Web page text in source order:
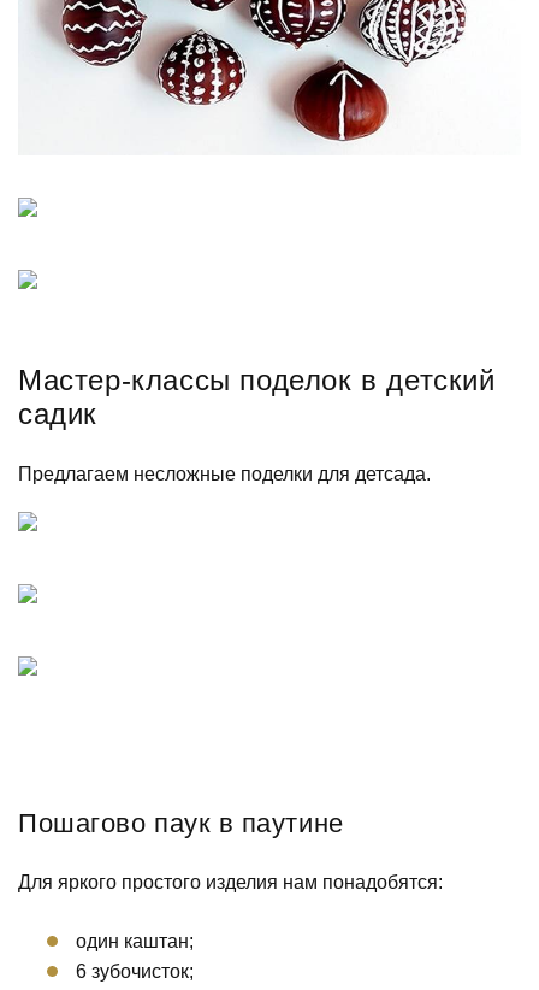
Мастер-классы поделок в детский
садик
Предлагаем несложные поделки для детсада.
Пошагово паук в паутине
Для яркого простого изделия нам понадобятся:
один каштан;
6 зубочисток;